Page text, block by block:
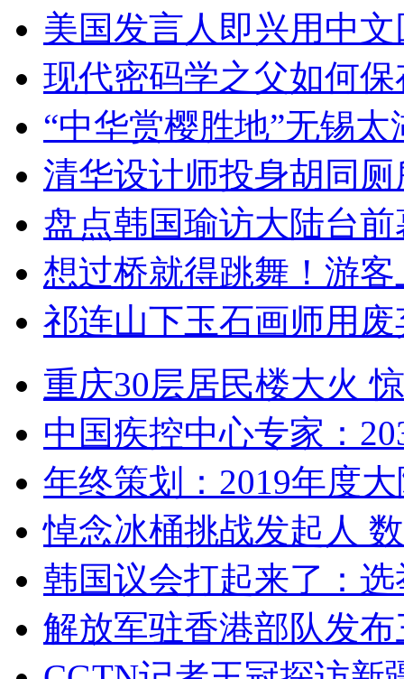
美国发言人即兴用中
现代密码学之父如何
“中华赏樱胜地”无锡
清华设计师投身胡同
盘点韩国瑜访大陆台
想过桥就得跳舞！游客
祁连山下玉石画师用
重庆30层居民楼大火
中国疾控中心专家：
年终策划：2019年度
悼念冰桶挑战发起人
韩国议会打起来了：
解放军驻香港部队发